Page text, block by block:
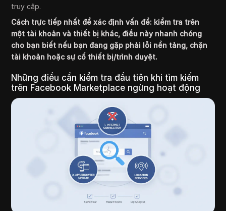
truy cập.
Cách trực tiếp nhất để xác định vấn đề: kiểm tra trên
một tài khoản và thiết bị khác, điều này nhanh chóng
cho bạn biết nếu bạn đang gặp phải lỗi nền tảng, chặn
tài khoản hoặc sự cố thiết bị/trình duyệt.
Những điều cần kiểm tra đầu tiên khi tìm kiếm
trên Facebook Marketplace ngừng hoạt động